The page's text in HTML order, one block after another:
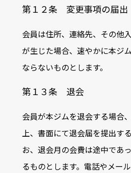
第１２条 変更事項の届出
会員は住所、連絡先、その他
が生じた場合、速やかに本ジ
ならないものとします。
第１３条 退会
会員が本ジムを退会する場合
上、書面にて退会届を提出す
お、退会月の会費は途中であ
るものとします。電話やメー